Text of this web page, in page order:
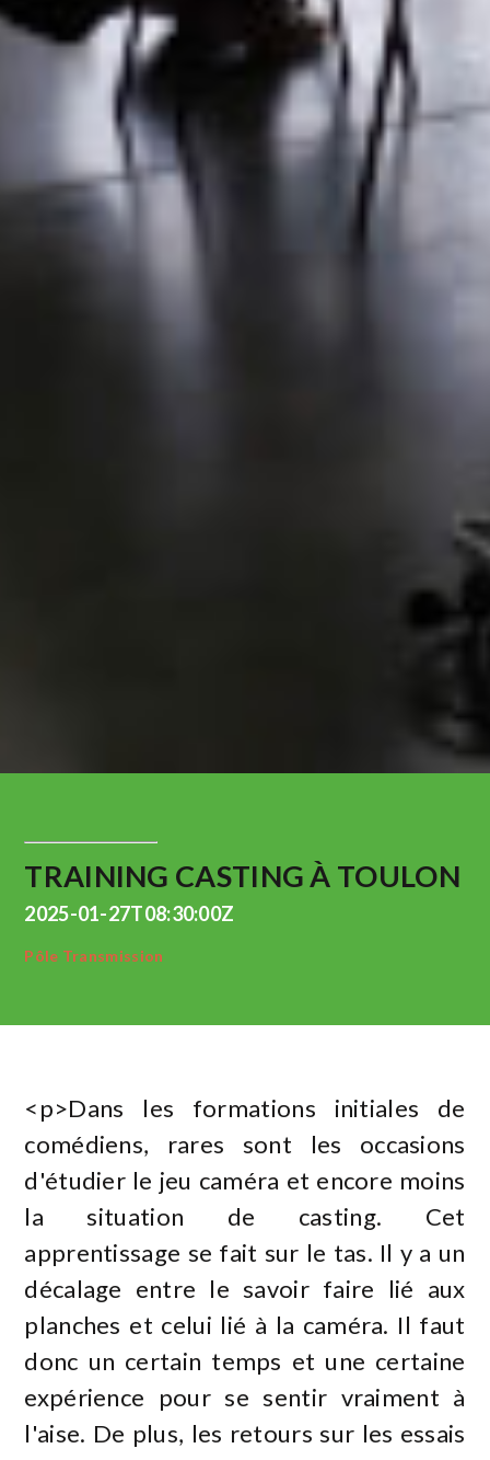
TRAINING CASTING À TOULON
2025-01-27T08:30:00Z
Pôle Transmission
<p>Dans les formations initiales de
comédiens, rares sont les occasions
d'étudier le jeu caméra et encore moins
la situation de casting. Cet
apprentissage se fait sur le tas. Il y a un
décalage entre le savoir faire lié aux
planches et celui lié à la caméra. Il faut
donc un certain temps et une certaine
expérience pour se sentir vraiment à
l'aise. De plus, les retours sur les essais